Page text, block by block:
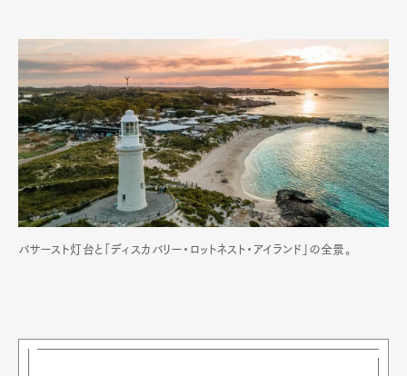
バサースト灯台と「ディスカバリー・ロットネスト・アイランド」の全景。